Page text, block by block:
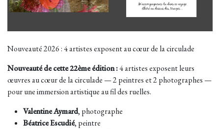
Nouveauté 2026 : 4 artistes exposent au cœur de la circulade
Nouveauté de cette 22ème édition :4 artistes exposent leurs
œuvres au cœur de la circulade — 2 peintres et 2 photographes —
pour une immersion artistique au fil des ruelles.
Valentine Aymard, photographe
Béatrice Escudié, peintre